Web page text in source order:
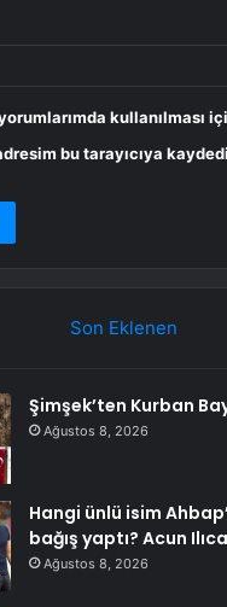
kullanılması
bu tarayıcıya
Son Eklenen
Şimşek’ten Kurban
Ağustos 8, 2026
Hangi ünlü isim
bağış yaptı? Acun
Ağustos 8, 2026